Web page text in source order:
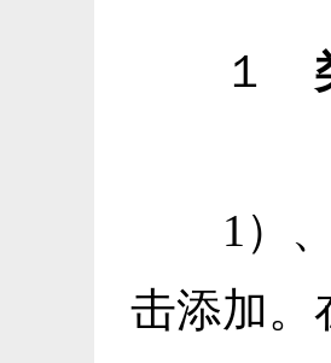
１
1）
击添加。